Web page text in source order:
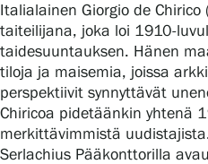
Yhteystiedot
Ravintola Gösta
Serlachius Taidesauna
Serlachius Art & Sauna
Italialainen Giorgio de
taiteilijana, joka loi 1910-
taidesuuntauksen. Hänen
tiloja ja maisemia, joissa
perspektiivit synnyttävät
Chiricoa pidetäänkin yhtenä
merkittävimmistä
Serlachius Pääkonttorilla